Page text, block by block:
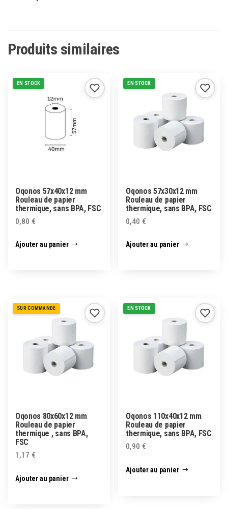
Produits similaires
EN STOCK
Oqonos 57x40x12 mm
Rouleau de papier
thermique, sans BPA, FSC
0,80 €
Ajouter au panier
EN STOCK
Oqonos 57x30x12 mm
Rouleau de papier
thermique, sans BPA, FSC
0,40 €
Ajouter au panier
SUR COMMANDE
Oqonos 80x60x12 mm
Rouleau de papier
thermique , sans BPA,
FSC
1,17 €
Ajouter au panier
EN STOCK
Oqonos 110x40x12 mm
Rouleau de papier
thermique, sans BPA, FSC
0,90 €
Ajouter au panier